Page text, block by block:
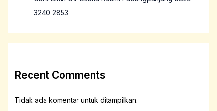
3240 2853
Recent Comments
Tidak ada komentar untuk ditampilkan.